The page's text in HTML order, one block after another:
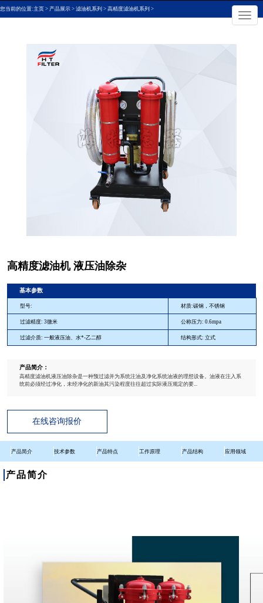
切
换
导
×
您当前的位置:主页 > 产品展示 > 滤油机系列 > 高精度滤油机系列 >
高精度滤油机 液压油除杂
基本参数
型号: 材质:碳钢，不锈钢
过滤精度: 3微米 公称压力: 0.6mpa
过滤介质: 一般液压油、水*-乙二醇 结构形式: 立式
产品简介：
高精度滤油机液压油除杂是一种预过滤并为系统注油及净化系统油液的理想设备。油液在注入系
统前必须经过净化，未经净化的新油其污染程度往往超过实际液压规定的要...
在线咨询报价
产品简介 技术参数 产品特点 工作原理 产品结构 应用领域
产品简介